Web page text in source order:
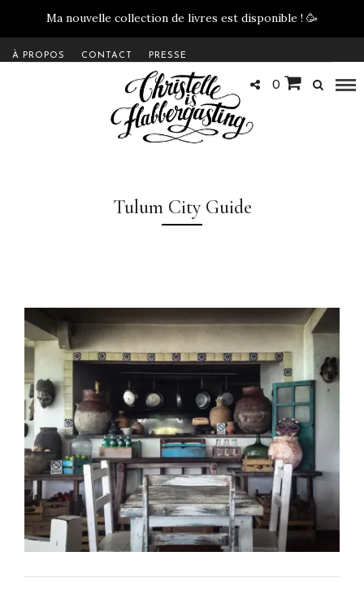
Ma nouvelle collection de livres est disponible ! 🥳
À PROPOS CONTACT PRESSE
0
Tulum City Guide